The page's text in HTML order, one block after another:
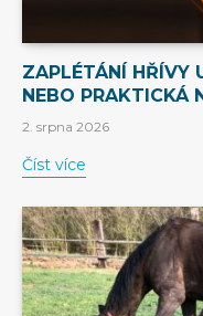
ZAPLÉTÁNÍ HŘÍVY
NEBO PRAKTICKÁ
2. srpna 2026
Číst více